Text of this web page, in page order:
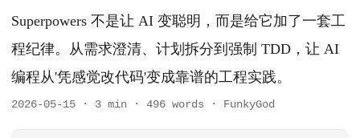
Superpowers 不是让 AI 变聪明，而是给它加了一套工
程纪律。从需求澄清、计划拆分到强制 TDD，让 AI
编程从'凭感觉改代码'变成靠谱的工程实践。
2026-05-15 · 3 min · 496 words · FunkyGod